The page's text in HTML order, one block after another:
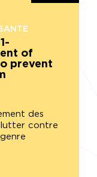
of
prevent
des
contre